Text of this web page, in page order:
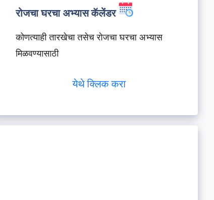
रोजचा घरचा अभ्यास कॅलेंडर
कोणत्याही तारखेचा तसेच रोजचा घरचा अभ्यास
मिळवण्यासाठी
येथे क्लिक करा